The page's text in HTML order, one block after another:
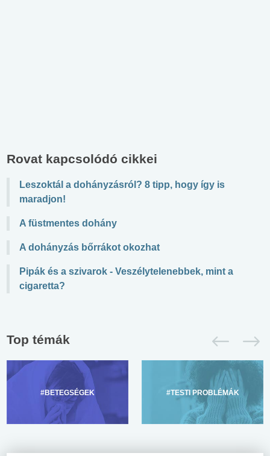
Rovat kapcsolódó cikkei
Leszoktál a dohányzásról? 8 tipp, hogy így is
maradjon!
A füstmentes dohány
A dohányzás bőrrákot okozhat
Pipák és a szivarok - Veszélytelenebbek, mint a
cigaretta?
Top témák
#BETEGSÉGEK #TESTI PROBLÉMÁK